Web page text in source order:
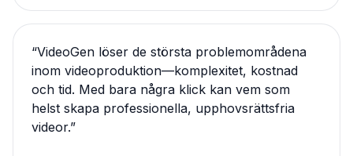
“VideoGen löser de största problemområdena
inom videoproduktion—komplexitet, kostnad
och tid. Med bara några klick kan vem som
helst skapa professionella, upphovsrättsfria
videor.”